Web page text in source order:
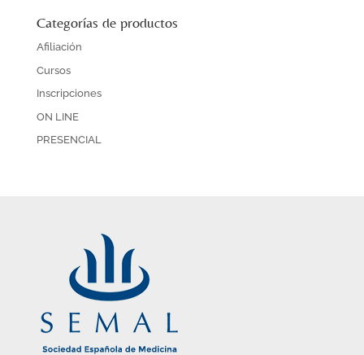
Categorías de productos
Afiliación
Cursos
Inscripciones
ON LINE
PRESENCIAL